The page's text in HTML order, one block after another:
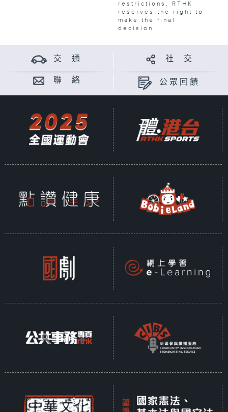
restrictions. RTHK
reserves the right to
make the final
decision.
交 通 社 交
聯 絡 公眾回饋